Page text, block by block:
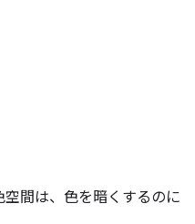
間は、色を暗くするのに